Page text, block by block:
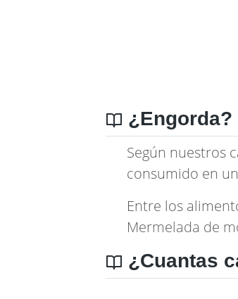
¿Engorda?
Según nuestros
consumido en
Entre los
Mermelada de
¿Cuantas